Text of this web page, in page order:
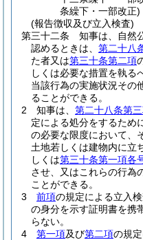
条繰下・一部改正)
(報告徴収及び立入検査)
第三十二条
知事は、自然
認めるときは、 第二十八
た者又は第三十条第二項
しくは必要な措置を執る
当該行為の実施状況その
ることができる。
2
知事は、 第二十八条第
定による処分をするため
の必要な限度において、
土地若しくは建物内に立
しくは第三十条第一項各
させ、又はこれらの行為
ことができる。
3
前項の規定による立入
の身分を示す証明書を携
らない。
4
第一項及び第二項の規